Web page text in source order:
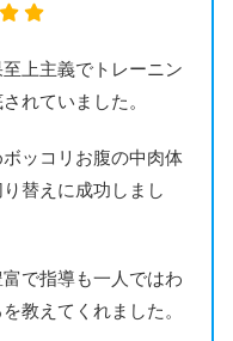
上主義でトレーニン
れていました。
ッコリお腹の中肉体
替えに成功しまし
で指導も一人ではわ
教えてくれました。